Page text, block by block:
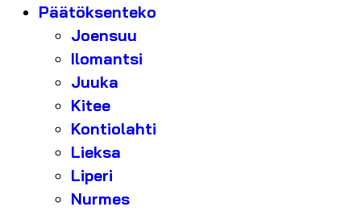
Päätöksenteko
Joensuu
Ilomantsi
Juuka
Kitee
Kontiolahti
Lieksa
Liperi
Nurmes